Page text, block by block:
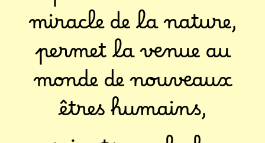
miracle de la nature,
permet la venue au
monde de nouveaux
êtres humains,